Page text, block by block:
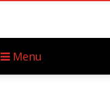
Menu